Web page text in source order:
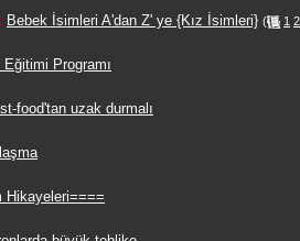
Bebek İsimleri A'dan Z' ye {Kız İsimleri} ( 1 2
Programı
food'tan uzak durmalı
Hikayeleri====